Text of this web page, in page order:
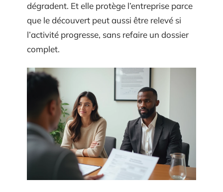
dégradent. Et elle protège l’entreprise parce
que le découvert peut aussi être relevé si
l’activité progresse, sans refaire un dossier
complet.